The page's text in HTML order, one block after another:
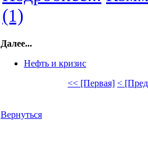
(1)
Далее...
Нефть и кризис
<< [Первая] <
Вернуться